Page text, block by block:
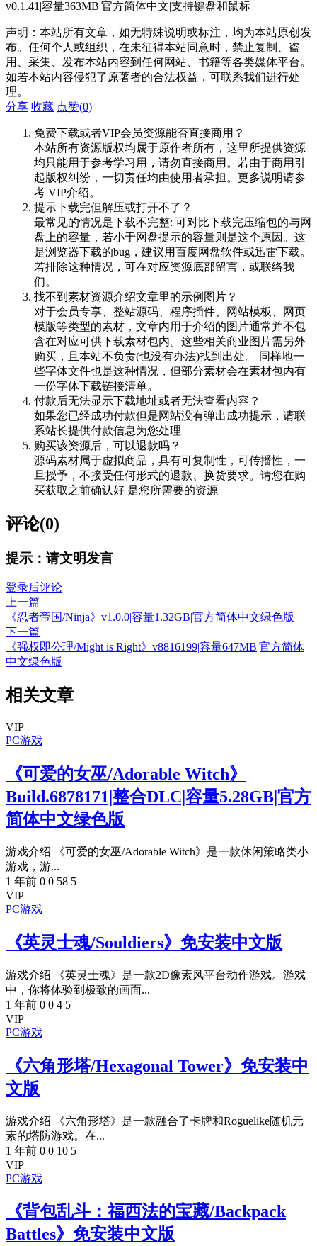
v0.1.41|容量363MB|官方简体中文|支持键盘和鼠标
声明：本站所有文章，如无特殊说明或标注，均为本站原创发
布。任何个人或组织，在未征得本站同意时，禁止复制、盗
用、采集、发布本站内容到任何网站、书籍等各类媒体平台。
如若本站内容侵犯了原著者的合法权益，可联系我们进行处
理。
分享 收藏 点赞(0)
免费下载或者VIP会员资源能否直接商用？
本站所有资源版权均属于原作者所有，这里所提供资源
均只能用于参考学习用，请勿直接商用。若由于商用引
起版权纠纷，一切责任均由使用者承担。更多说明请参
考 VIP介绍。
提示下载完但解压或打开不了？
最常见的情况是下载不完整: 可对比下载完压缩包的与网
盘上的容量，若小于网盘提示的容量则是这个原因。这
是浏览器下载的bug，建议用百度网盘软件或迅雷下载。
若排除这种情况，可在对应资源底部留言，或联络我
们。
找不到素材资源介绍文章里的示例图片？
对于会员专享、整站源码、程序插件、网站模板、网页
模版等类型的素材，文章内用于介绍的图片通常并不包
含在对应可供下载素材包内。这些相关商业图片需另外
购买，且本站不负责(也没有办法)找到出处。 同样地一
些字体文件也是这种情况，但部分素材会在素材包内有
一份字体下载链接清单。
付款后无法显示下载地址或者无法查看内容？
如果您已经成功付款但是网站没有弹出成功提示，请联
系站长提供付款信息为您处理
购买该资源后，可以退款吗？
源码素材属于虚拟商品，具有可复制性，可传播性，一
旦授予，不接受任何形式的退款、换货要求。请您在购
买获取之前确认好 是您所需要的资源
评论(0)
提示：请文明发言
登录后评论
上一篇
《忍者帝国/Ninja》v1.0.0|容量1.32GB|官方简体中文绿色版
下一篇
《强权即公理/Might is Right》v8816199|容量647MB|官方简体
中文绿色版
相关文章
VIP
PC游戏
《可爱的女巫/Adorable Witch》
Build.6878171|整合DLC|容量5.28GB|官方
简体中文绿色版
游戏介绍 《可爱的女巫/Adorable Witch》是一款休闲策略类小
游戏，游...
1 年前 0 0 58 5
VIP
PC游戏
《英灵士魂/Souldiers》免安装中文版
游戏介绍 《英灵士魂》是一款2D像素风平台动作游戏。游戏
中，你将体验到极致的画面...
1 年前 0 0 4 5
VIP
PC游戏
《六角形塔/Hexagonal Tower》免安装中
文版
游戏介绍 《六角形塔》是一款融合了卡牌和Roguelike随机元
素的塔防游戏。在...
1 年前 0 0 10 5
VIP
PC游戏
《背包乱斗：福西法的宝藏/Backpack
Battles》免安装中文版